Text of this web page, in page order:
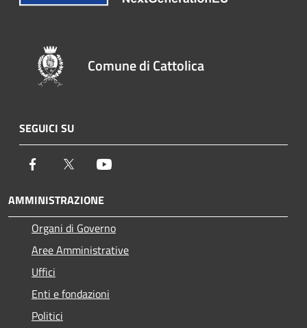
Comune di Cattolica
SEGUICI SU
Facebook Twitter
AMMINISTRAZIONE
Organi di Governo
Aree Amministrative
Uffici
Enti e fondazioni
Politici